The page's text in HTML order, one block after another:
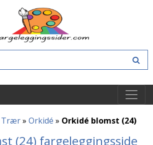
Trær» Orkidé » Orkidé blomst (24)
(24) fargeleggingsside